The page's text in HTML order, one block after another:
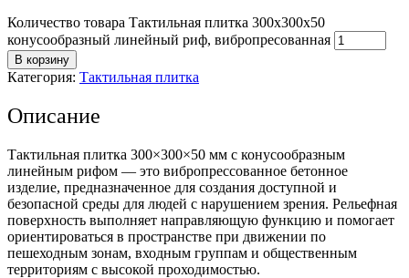
Количество товара Тактильная плитка 300х300х50
конусообразный линейный риф, вибропресованная
В корзину
Категория: Тактильная плитка
Описание
Тактильная плитка 300×300×50 мм с конусообразным
линейным рифом — это вибропрессованное бетонное
изделие, предназначенное для создания доступной и
безопасной среды для людей с нарушением зрения. Рельефная
поверхность выполняет направляющую функцию и помогает
ориентироваться в пространстве при движении по
пешеходным зонам, входным группам и общественным
территориям с высокой проходимостью.